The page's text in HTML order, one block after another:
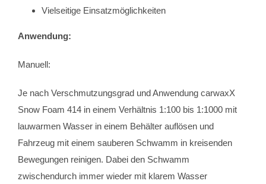
Vielseitige Einsatzmöglichkeiten
Anwendung:
Manuell:
Je nach Verschmutzungsgrad und Anwendung carwaxX
Snow Foam 414 in einem Verhältnis 1:100 bis 1:1000 mit
lauwarmen Wasser in einem Behälter auflösen und
Fahrzeug mit einem sauberen Schwamm in kreisenden
Bewegungen reinigen. Dabei den Schwamm
zwischendurch immer wieder mit klarem Wasser